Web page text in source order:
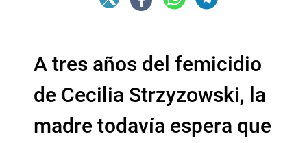
A tres años del femicidio
de Cecilia Strzyzowski, la
madre todavía espera que